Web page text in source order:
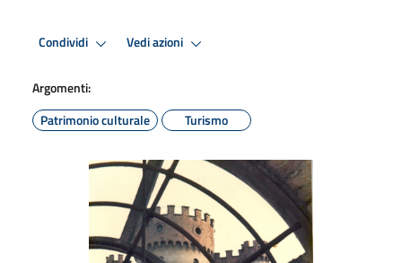
Condividi Vedi azioni
Argomenti:
Patrimonio culturale
Turismo